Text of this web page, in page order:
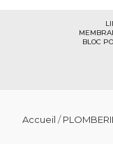
BLOC
Accueil /